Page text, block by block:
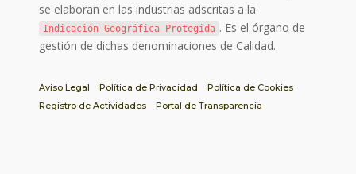
se elaboran en las industrias adscritas a la
Indicación Geográfica Protegida . Es el órgano de
gestión de dichas denominaciones de Calidad.
Aviso Legal Política de Privacidad
Política de Cookies
Registro de Actividades
Portal de Transparencia